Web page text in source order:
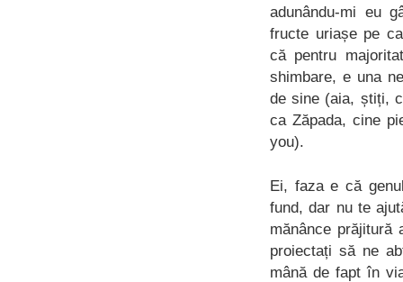
adunându-mi eu
fructe uriașe pe
că pentru
shimbare, e una
de sine (aia, știți,
ca Zăpada, cine
you).
Ei, faza e că
fund, dar nu te
mănânce
proiectați să ne
mână de fapt în